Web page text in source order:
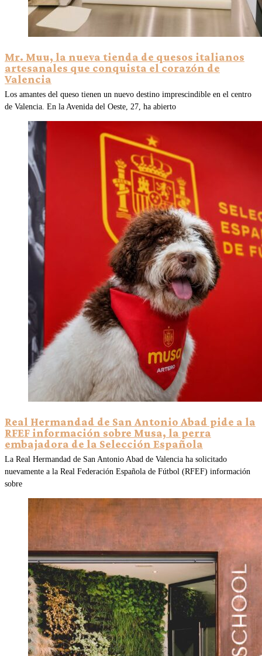
Mr. Muu, la nueva tienda de quesos italianos
artesanales que conquista el corazón de
Valencia
Los amantes del queso tienen un nuevo destino imprescindible en el centro
de Valencia. En la Avenida del Oeste, 27, ha abierto
Real Hermandad de San Antonio Abad pide a la
RFEF información sobre Musa, la perra
embajadora de la Selección Española
La Real Hermandad de San Antonio Abad de Valencia ha solicitado
nuevamente a la Real Federación Española de Fútbol (RFEF) información
sobre